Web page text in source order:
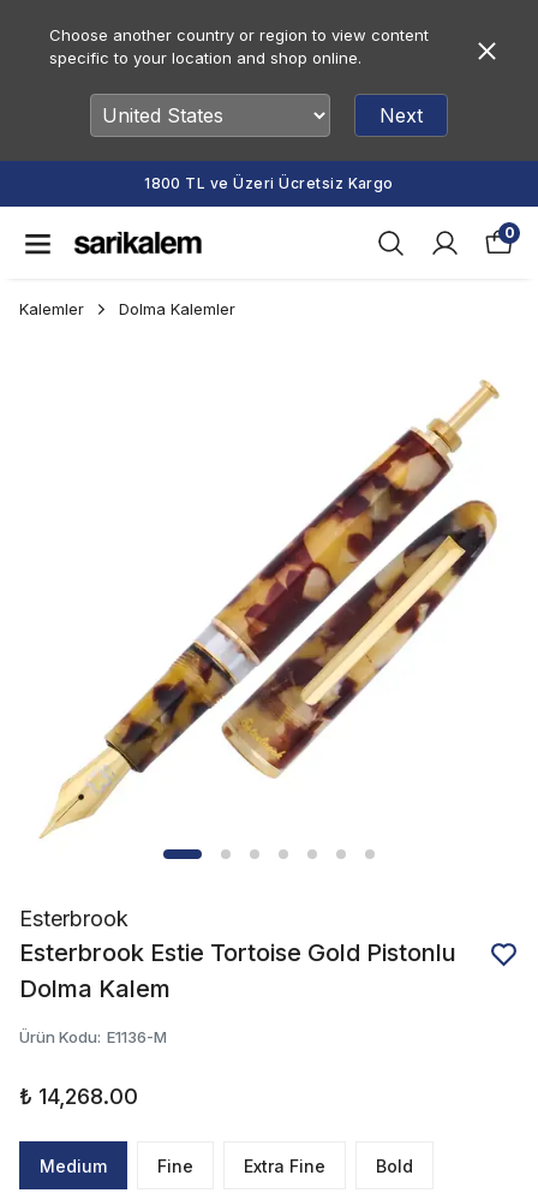
Choose another country or region to view content
specific to your location and shop online.
Next
ve Üzeri Ücretsiz Kargo
0
Kalemler Dolma Kalemler
Esterbrook
Esterbrook Estie Tortoise Gold Pistonlu
Dolma Kalem
Ürün Kodu: E1136-M
₺ 14,268.00
Medium Fine Extra Fine Bold